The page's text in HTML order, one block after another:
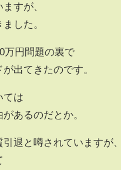
すが、
した。
万円問題の裏で
出てきたのです。
ては
あるのだとか。
退と噂されていますが、